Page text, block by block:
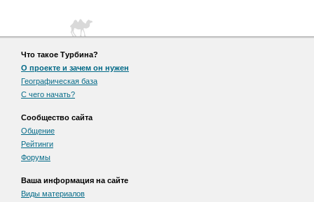
Что такое Турбина?
О проекте и зачем он нужен
Географическая база
С чего начать?
Сообщество сайта
Общение
Рейтинги
Форумы
Ваша информация на сайте
Виды материалов